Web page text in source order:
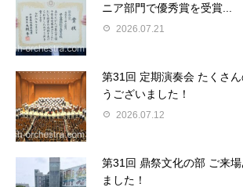
ニア部門で優秀賞を受賞...
2026.07.21
第31回 定期演奏会 たくさ
うございました！
2026.07.12
第31回 鼎祭文化の部 ご来
ました！